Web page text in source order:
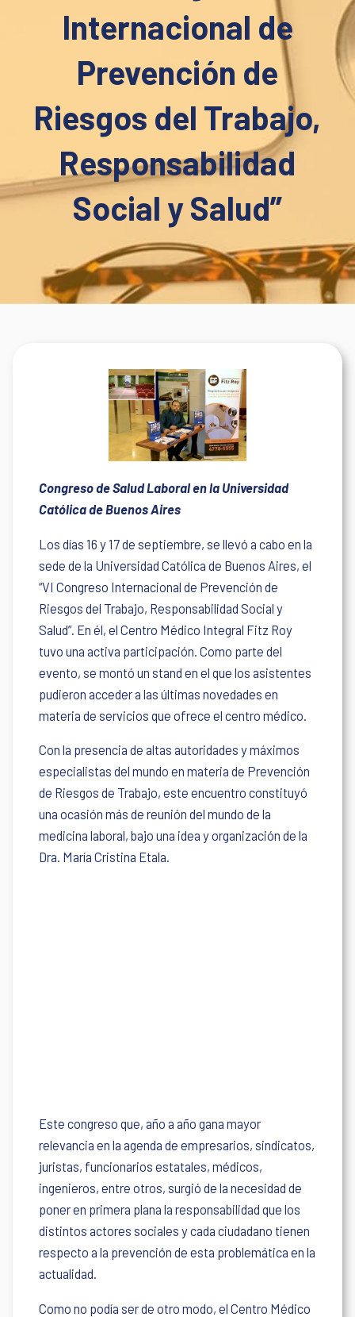
Internacional de
Prevención de
Riesgos del Trabajo,
Responsabilidad
Social y Salud”
Congreso de Salud Laboral en la Universidad
Católica de Buenos Aires
Los días 16 y 17 de septiembre, se llevó a cabo en la
sede de la Universidad Católica de Buenos Aires, el
“VI Congreso Internacional de Prevención de
Riesgos del Trabajo, Responsabilidad Social y
Salud”. En él, el Centro Médico Integral Fitz Roy
tuvo una activa participación. Como parte del
evento, se montó un stand en el que los asistentes
pudieron acceder a las últimas novedades en
materia de servicios que ofrece el centro médico.
Con la presencia de altas autoridades y máximos
especialistas del mundo en materia de Prevención
de Riesgos de Trabajo, este encuentro constituyó
una ocasión más de reunión del mundo de la
medicina laboral, bajo una idea y organización de la
Dra. María Cristina Etala.
Este congreso que, año a año gana mayor
relevancia en la agenda de empresarios, sindicatos,
juristas, funcionarios estatales, médicos,
ingenieros, entre otros, surgió de la necesidad de
poner en primera plana la responsabilidad que los
distintos actores sociales y cada ciudadano tienen
respecto a la prevención de esta problemática en la
actualidad.
Como no podía ser de otro modo, el Centro Médico